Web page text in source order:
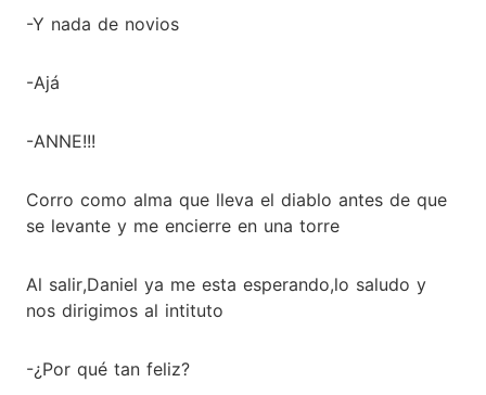
-Y nada de novios
-Ajá
-ANNE!!!
Corro como alma que lleva el diablo antes de que
se levante y me encierre en una torre
Al salir,Daniel ya me esta esperando,lo saludo y
nos dirigimos al intituto
-¿Por qué tan feliz?